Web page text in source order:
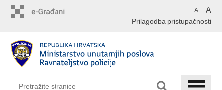
A A
Prilagodba pristupačnosti